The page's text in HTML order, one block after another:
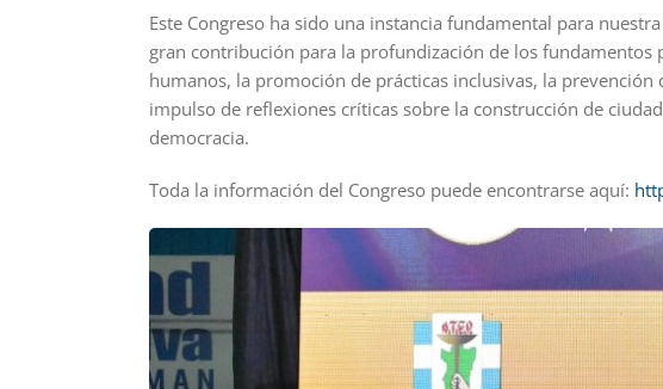
Este Congreso ha sido una instancia fundamental para
gran contribución para la profundización de los fundamentos
humanos, la promoción de prácticas inclusivas, la
impulso de reflexiones críticas sobre la construcción de
democracia.
Toda la información del Congreso puede encontrarse aquí: